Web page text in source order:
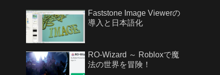
Faststone Image Viewerの
導入と日本語化
RO-Wizard ～ Robloxで魔
法の世界を冒険！